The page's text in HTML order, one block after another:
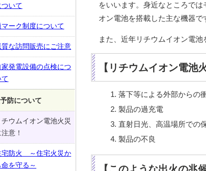
をいいます。身近なところで
オン電池を搭載した主な機器で
また、近年リチウムイオン電
【リチウムイオン電池
落下等による外部からの
製品の過充電
直射日光、高温場所での
製品の不良
ついて
マーク制度について
質な訪問販売にご注意
家発電設備の点検につ
て
防について
チウムイオン電池火災
意！
宅防火 ～住宅火災か
命を守る～